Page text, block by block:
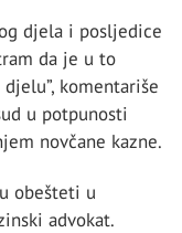
djela i posljedice
da je u to
komentariše
u potpunosti
novčane kazne.
obešteti u
advokat.